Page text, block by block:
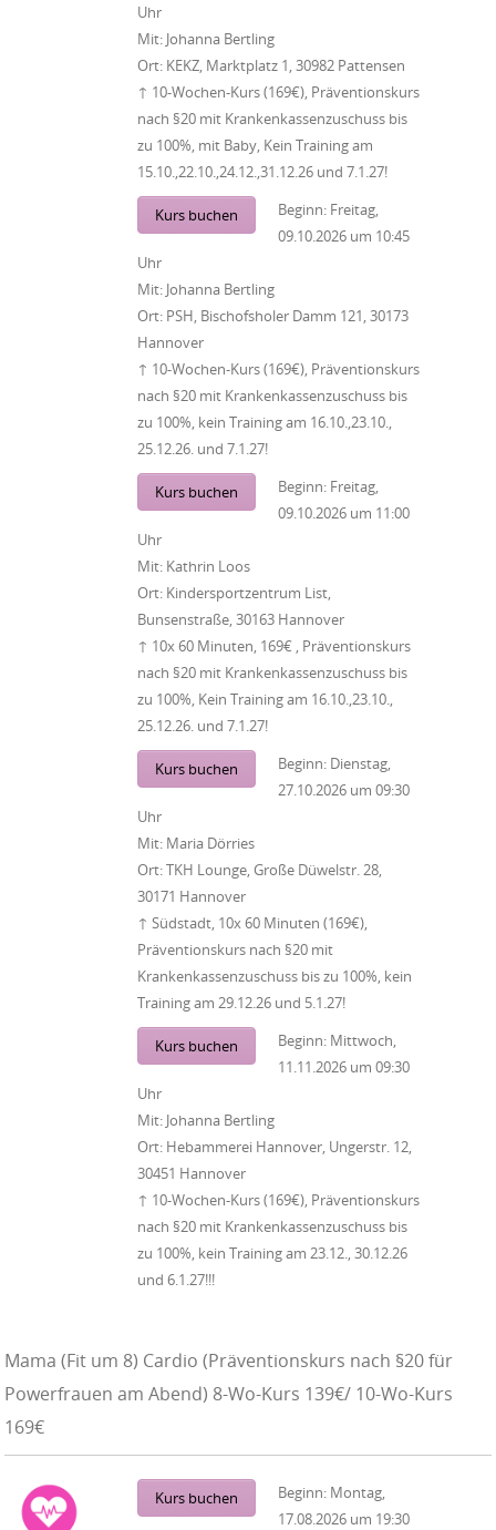
Uhr
Mit: Johanna Bertling
Ort: KEKZ, Marktplatz 1, 30982 Pattensen
↑ 10-Wochen-Kurs (169€), Präventionskurs
nach §20 mit Krankenkassenzuschuss bis
zu 100%, mit Baby, Kein Training am
15.10.,22.10.,24.12.,31.12.26 und 7.1.27!
Kurs buchen Beginn: Freitag,
09.10.2026 um 10:45
Uhr
Mit: Johanna Bertling
Ort: PSH, Bischofsholer Damm 121, 30173
Hannover
↑ 10-Wochen-Kurs (169€), Präventionskurs
nach §20 mit Krankenkassenzuschuss bis
zu 100%, kein Training am 16.10.,23.10.,
25.12.26. und 7.1.27!
Kurs buchen Beginn: Freitag,
09.10.2026 um 11:00
Uhr
Mit: Kathrin Loos
Ort: Kindersportzentrum List,
Bunsenstraße, 30163 Hannover
↑ 10x 60 Minuten, 169€ , Präventionskurs
nach §20 mit Krankenkassenzuschuss bis
zu 100%, Kein Training am 16.10.,23.10.,
25.12.26. und 7.1.27!
Kurs buchen Beginn: Dienstag,
27.10.2026 um 09:30
Uhr
Mit: Maria Dörries
Ort:TKH Lounge, Große Düwelstr. 28,
30171 Hannover
↑ Südstadt, 10x 60 Minuten (169€),
Präventionskurs nach §20 mit
Krankenkassenzuschuss bis zu 100%, kein
Training am 29.12.26 und 5.1.27!
Kurs buchen Beginn: Mittwoch,
11.11.2026 um 09:30
Uhr
Mit: Johanna Bertling
Ort: Hebammerei Hannover, Ungerstr. 12,
30451 Hannover
↑ 10-Wochen-Kurs (169€), Präventionskurs
nach §20 mit Krankenkassenzuschuss bis
zu 100%, kein Training am 23.12., 30.12.26
und 6.1.27!!!
Mama (Fit um 8) Cardio (Präventionskurs nach §20 für
Powerfrauen am Abend) 8-Wo-Kurs 139€/ 10-Wo-Kurs
169€
Kurs buchen Beginn: Montag,
17.08.2026 um 19:30